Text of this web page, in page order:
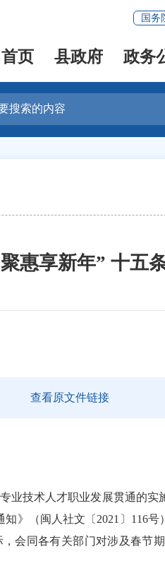
国务
首页 县政府 政务
惠享新年” 十五
查看原文件链接
业技术人才职业发展贯通的实
知》（闽人社文〔 2021 〕 116号
会同各有关部门对涉及春节